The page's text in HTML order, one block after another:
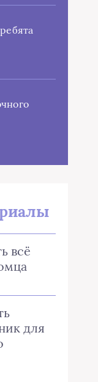
всё
для